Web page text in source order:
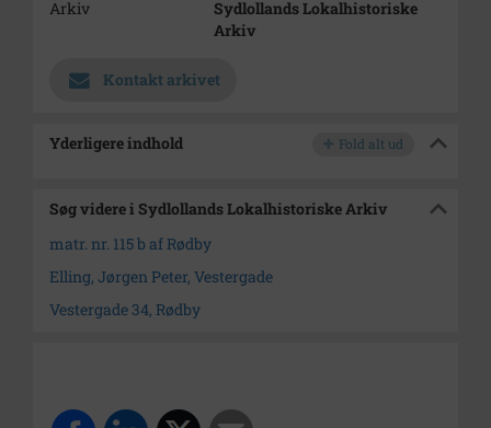
Arkiv
Sydlollands Lokalhistoriske
Arkiv
Kontakt arkivet
Yderligere indhold Fold alt ud
Søg videre i Sydlollands Lokalhistoriske Arkiv
matr. nr. 115 b af Rødby
Elling, Jørgen Peter, Vestergade
Vestergade 34, Rødby